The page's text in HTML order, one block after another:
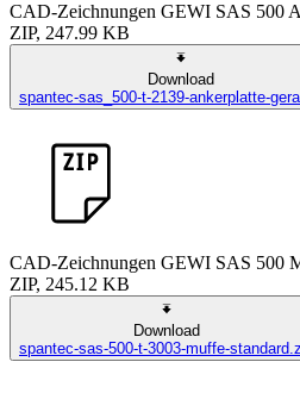
CAD-Zeichnungen GEWI SAS 500
ZIP, 247.99 KB
Download
spantec-sas_500-t-2139-ankerplatte-
CAD-Zeichnungen GEWI SAS 500
ZIP, 245.12 KB
Download
spantec-sas-500-t-3003-muffe-